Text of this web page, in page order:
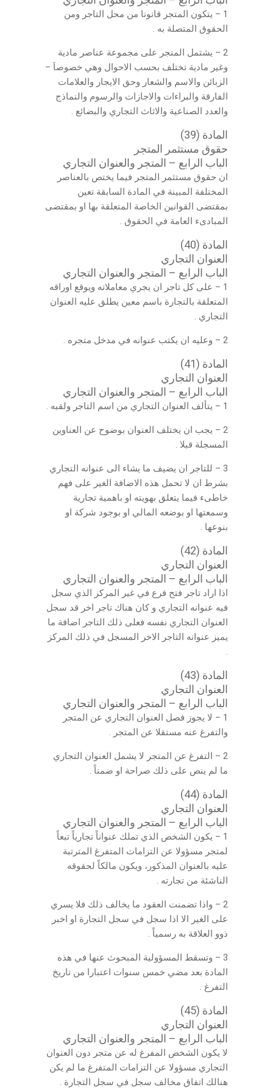
1 – يتكون المتجر قانونا من محل التاجر ومن
الحقوق المتصلة به .
2 – يشتمل المتجر على مجموعة عناصر مادية
وغير مادية تختلف بحسب الاحوال وهي خصوصاَ –
الزبائن والاسم والشعار وحق الايجار والعلامات
الفارقة والبراءات والاجازات والرسوم والنماذج
والعدد الصناعية والاثاث التجاري والبضائع .
المادة (39)
حقوق مستثمر المتجر
الباب الرابع – المتجر والعنوان التجاري
ان حقوق مستثمر المتجر فيما يختص بالعناصر
المختلفة المبينة في المادة السابقة تعين
بمقتضى القوانين الخاصة المتعلقة بها او بمقتضى
المبادىء العامة في الحقوق .
المادة (40)
العنوان التجاري
الباب الرابع – المتجر والعنوان التجاري
1 – على كل تاجر ان يجري معاملاته ويوقع اوراقه
المتعلقة بالتجارة باسم معين يطلق عليه العنوان
التجاري .
2 – وعليه ان يكتب عنوانه في مدخل متجره .
المادة (41)
العنوان التجاري
الباب الرابع – المتجر والعنوان التجاري
1 – يتألف العنوان التجاري من اسم التاجر ولقبه .
2 – يجب ان يختلف العنوان بوضوح عن العناوين
المسجلة قبلا .
3 – للتاجر ان يضيف ما يشاء الى عنوانه التجاري
بشرط ان لا تحمل هذه الاضافة الغير على فهم
خاطىء فيما يتعلق بهويته او باهمية تجارية
وسمعتها او بوضعه المالي او بوجود شركة او
بنوعها .
المادة (42)
العنوان التجاري
الباب الرابع – المتجر والعنوان التجاري
اذا اراد تاجر فتح فرع في غير المركز الذي سجل
فيه عنوانه التجاري و كان هناك تاجر اخر قد سجل
العنوان التجاري نفسه فعلى ذلك التاجر اضافة ما
يميز عنوانه التاجر الاخر المسجل في ذلك المركز
.
المادة (43)
العنوان التجاري
الباب الرابع – المتجر والعنوان التجاري
1 – لا يجوز فصل العنوان التجاري عن المتجر
والتفرغ عنه مستقلا عن المتجر .
2 – التفرغ عن المتجر لا يشمل العنوان التجاري
ما لم ينص على ذلك صراحة او ضمناً .
المادة (44)
العنوان التجاري
الباب الرابع – المتجر والعنوان التجاري
1 – يكون الشخص الذي تملك عنواناً تجارياً تبعاً
لمتجر مسؤولا عن التزامات المتفرغ المترتبة
عليه بالعنوان المذكور، ويكون مالكاً لحقوقه
الناشئة من تجارته .
2 – واذا تضمنت العقود ما يخالف ذلك فلا يسري
على الغير الا اذا سجل في سجل التجارة او اخبر
ذوو العلاقة به رسمياً .
3 – وتسقط المسؤولية المبحوث عنها في هذه
المادة بعد مضي خمس سنوات اعتبارا من تاريخ
التفرغ .
المادة (45)
العنوان التجاري
الباب الرابع – المتجر والعنوان التجاري
لا يكون الشخص المفرغ له عن متجر دون العنوان
التجاري مسؤولا عن التزامات المتفرغ ما لم يكن
هنالك اتفاق مخالف سجل في سجل التجارة .